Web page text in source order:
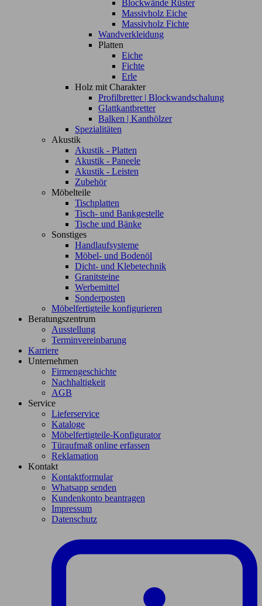
Blockwände Rüster
Massivholz Eiche
Massivholz Fichte
Wandverkleidung
Platten
Eiche
Fichte
Erle
Holz mit Charakter
Profilbretter | Blockwandschalung
Glattkantbretter
Balken | Kanthölzer
Spezialitäten
Akustik
Akustik - Platten
Akustik - Paneele
Akustik - Leisten
Zubehör
Möbelteile
Tischplatten
Tisch- und Bankgestelle
Tische und Bänke
Sonstiges
Handlaufsysteme
Möbel- und Bodenöl
Dicht- und Klebetechnik
Granitsteine
Werbemittel
Sonderposten
Möbelfertigteile konfigurieren
Beratungszentrum
Ausstellung
Terminvereinbarung
Karriere
Unternehmen
Firmengeschichte
Nachhaltigkeit
AGB
Service
Lieferservice
Kataloge
Möbelfertigteile-Konfigurator
Türaufmaß online erfassen
Reklamation
Kontakt
Kontaktformular
Whatsapp senden
Kundenkonto beantragen
Impressum
Datenschutz